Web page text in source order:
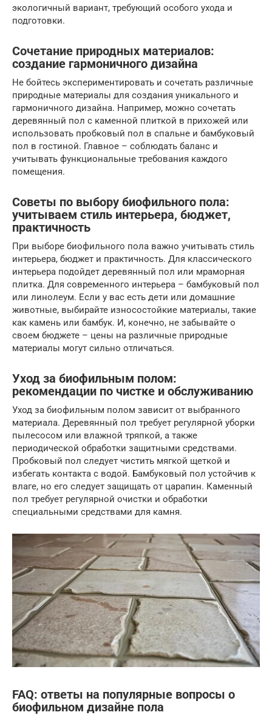
экологичный вариант, требующий особого ухода и
подготовки.
Сочетание природных материалов:
создание гармоничного дизайна
Не бойтесь экспериментировать и сочетать различные
природные материалы для создания уникального и
гармоничного дизайна. Например, можно сочетать
деревянный пол с каменной плиткой в прихожей или
использовать пробковый пол в спальне и бамбуковый
пол в гостиной. Главное – соблюдать баланс и
учитывать функциональные требования каждого
помещения.
Советы по выбору биофильного пола:
учитываем стиль интерьера, бюджет,
практичность
При выборе биофильного пола важно учитывать стиль
интерьера, бюджет и практичность. Для классического
интерьера подойдет деревянный пол или мраморная
плитка. Для современного интерьера – бамбуковый пол
или линолеум. Если у вас есть дети или домашние
животные, выбирайте износостойкие материалы, такие
как камень или бамбук. И, конечно, не забывайте о
своем бюджете – цены на различные природные
материалы могут сильно отличаться.
Уход за биофильным полом:
рекомендации по чистке и обслуживанию
Уход за биофильным полом зависит от выбранного
материала. Деревянный пол требует регулярной уборки
пылесосом или влажной тряпкой, а также
периодической обработки защитными средствами.
Пробковый пол следует чистить мягкой щеткой и
избегать контакта с водой. Бамбуковый пол устойчив к
влаге, но его следует защищать от царапин. Каменный
пол требует регулярной очистки и обработки
специальными средствами для камня.
FAQ: ответы на популярные вопросы о
биофильном дизайне пола